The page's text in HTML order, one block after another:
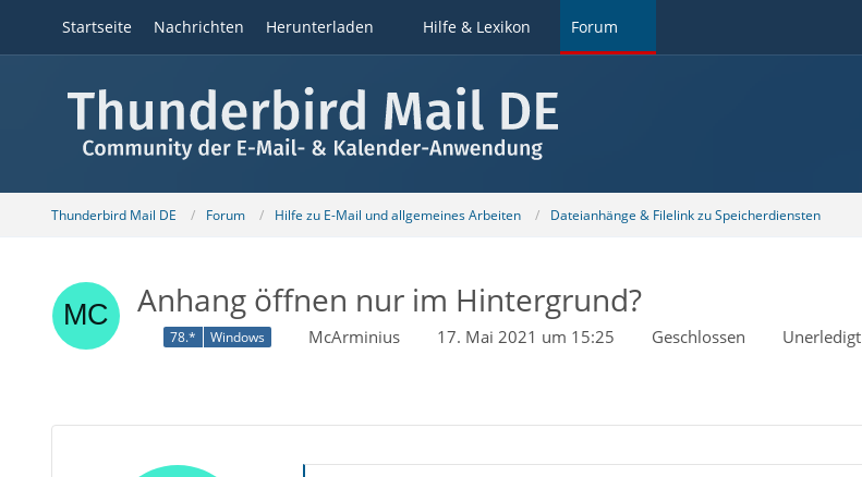
Startseite Nachrichten Herunterladen Hilfe & Lexikon Forum
Thunderbird Mail DE Forum Hilfe zu E-Mail und allgemeines Arbeiten Dateianhänge & Filelink zu Speicherdiensten
Anhang öffnen nur im Hintergrund?
78.* Windows McArminius 17. Mai 2021 um 15:25 Geschlossen Unerledigt